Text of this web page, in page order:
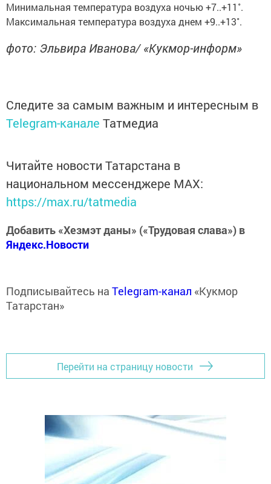
Минимальная температура воздуха ночью +7..+11˚.
Максимальная температура воздуха днем +9..+13˚.
фото: Эльвира Иванова/ «Кукмор-информ»
Следите за самым важным и интересным в
Telegram-канале Татмедиа
Читайте новости Татарстана в
национальном мессенджере MАХ:
https://max.ru/tatmedia
Добавить «Хезмэт даны» («Трудовая слава») в
Яндекс.Новости
Подписывайтесь на Telegram-канал «Кукмор
Татарстан»
Перейти на страницу новости